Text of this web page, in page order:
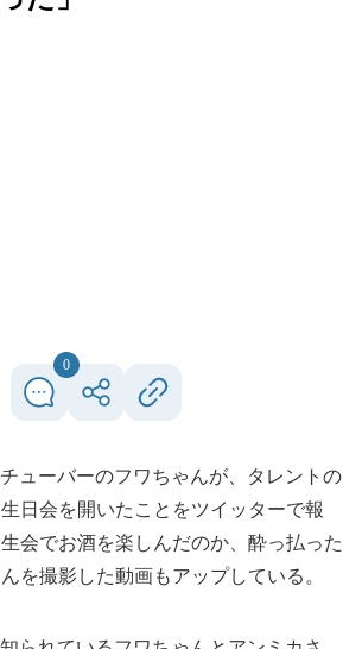
0
ューバーのフワちゃんが、タレントの
日会を開いたことをツイッターで報
会でお酒を楽しんだのか、酔っ払った
を撮影した動画もアップしている。